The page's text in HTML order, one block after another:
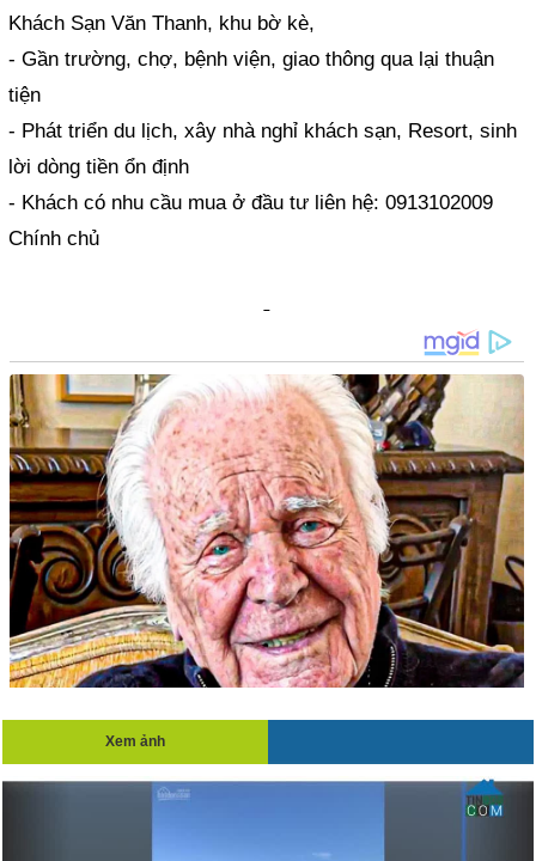
Khách Sạn Văn Thanh, khu bờ kè,
- Gần trường, chợ, bệnh viện, giao thông qua lại thuận
tiện
- Phát triển du lịch, xây nhà nghỉ khách sạn, Resort, sinh
lời dòng tiền ổn định
- Khách có nhu cầu mua ở đầu tư liên hệ: 0913102009
Chính chủ
Xem ảnh